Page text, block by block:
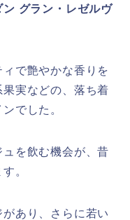
グラン・レゼルヴ
で艶やかな香りを
実などの、落ち着
でした。
を飲む機会が、昔
。
あり、さらに若い